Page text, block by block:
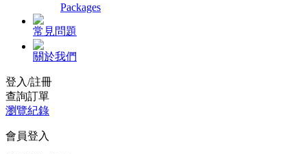
Packages
常見問題
關於我們
登入/註冊
查詢訂單
瀏覽紀錄
會員登入